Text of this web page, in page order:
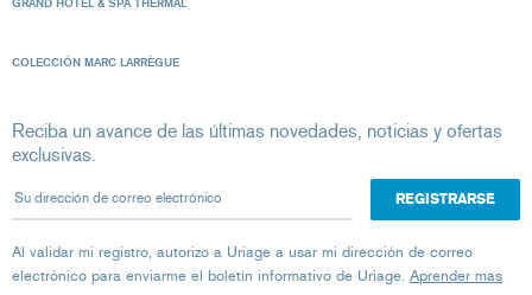
COLECCIÓN MARC LARRÈGUE
Reciba un avance de las últimas novedades, noticias y ofertas
exclusivas.
Su dirección de correo electrónico
Al validar mi registro, autorizo ​​a Uriage a usar mi dirección de correo
electrónico para enviarme el boletín informativo de Uriage. Aprender mas